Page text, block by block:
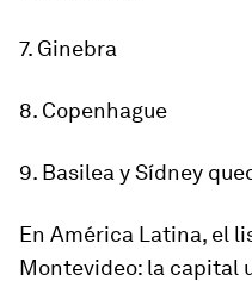
7. Ginebra
8. Copenhague
9. Basilea y Sídney
En América Latina, el
Montevideo: la capital